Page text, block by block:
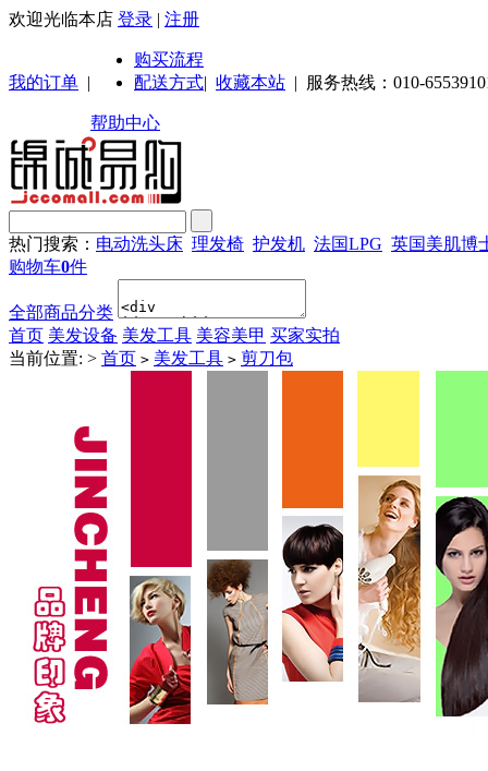
欢迎光临本店 登录 | 注册
我的订单 |
购买流程
配送方式
帮助中心
| 收藏本站 | 服务热线：010-
热门搜索： 电动洗头床 理发椅 护发机 法国LPG 英国美肌博
购物车0件
全部商品分类
首页 美发设备 美发工具 美容美甲 买家实拍
当前位置: > 首页 > 美发工具 > 剪刀包